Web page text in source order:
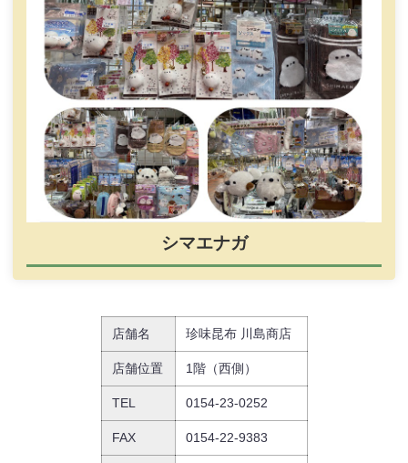
シマエナガ
店舗名 珍味昆布 川島商店
店舗位置 1階（西側）
TEL 0154-23-0252
FAX 0154-22-9383